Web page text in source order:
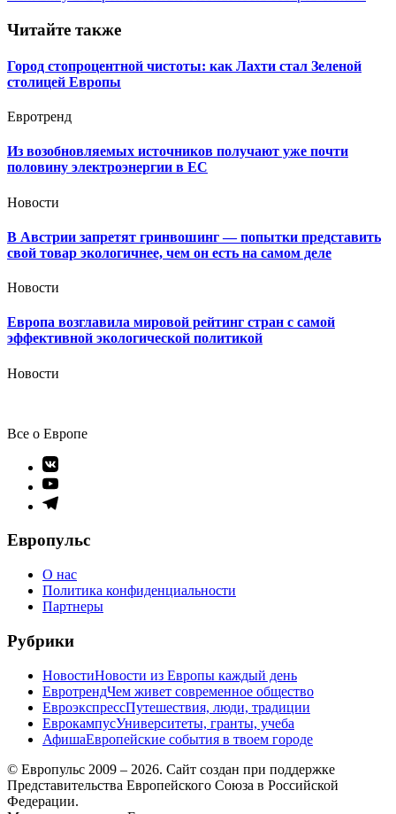
Читайте также
Город стопроцентной чистоты: как Лахти стал Зеленой
столицей Европы
Евротренд
Из возобновляемых источников получают уже почти
половину электроэнергии в ЕС
Новости
В Австрии запретят гринвошинг — попытки представить
свой товар экологичнее, чем он есть на самом деле
Новости
Европа возглавила мировой рейтинг стран с самой
эффективной экологической политикой
Новости
Все о Европе
Элемент
меню
Элемент
меню
Элемент
Европульс
О нас
Политика конфиденциальности
Партнеры
Рубрики
НовостиНовости из Европы каждый день
ЕвротрендЧем живет современное общество
ЕвроэкспрессПутешествия, люди, традиции
ЕврокампусУниверситеты, гранты, учеба
АфишаЕвропейские события в твоем городе
© Европульс 2009 – 2026. Сайт создан при поддержке
Представительства Европейского Союза в Российской
Федерации.